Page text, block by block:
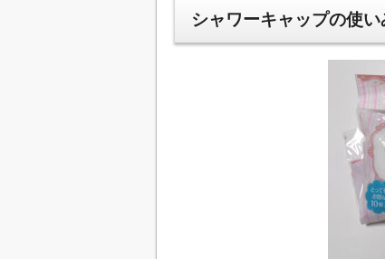
シャワーキャップの使